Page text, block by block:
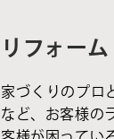
リフォーム
家づくりのプロ
など、お客様の